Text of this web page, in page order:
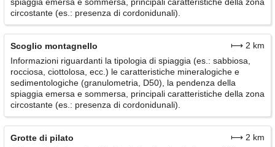
spiaggia emersa e sommersa, principali caratteristiche della zona
circostante (es.: presenza di cordonidunali).
Scoglio montagnello
⟼ 2 km
Informazioni riguardanti la tipologia di spiaggia (es.: sabbiosa,
rocciosa, ciottolosa, ecc.) le caratteristiche mineralogiche e
sedimentologiche (granulometria, D50), la pendenza della
spiaggia emersa e sommersa, principali caratteristiche della zona
circostante (es.: presenza di cordonidunali).
Grotte di pilato
⟼ 2 km